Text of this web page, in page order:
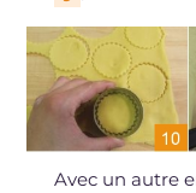
Avec un autre